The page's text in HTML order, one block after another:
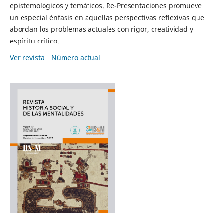
epistemológicos y temáticos. Re-Presentaciones promueve
un especial énfasis en aquellas perspectivas reflexivas que
abordan los problemas actuales con rigor, creatividad y
espíritu crítico.
Ver revista
Número actual